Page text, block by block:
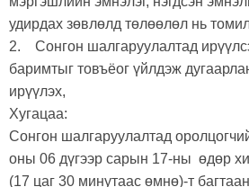
удирдах зөвлөлд төлөөлөл нь
2. Сонгон шалгаруулалтад
баримтыг товъёог үйлдэж
ирүүлэх,
Хугацаа:
Сонгон шалгаруулалтад
оны 06 дүгээр сарын 17-ны өдөр
(17 цаг 30 минутаас өмнө)-т